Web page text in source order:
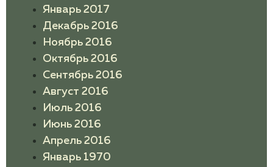
Январь 2017
Декабрь 2016
Ноябрь 2016
Октябрь 2016
Сентябрь 2016
Август 2016
Июль 2016
Июнь 2016
Апрель 2016
Январь 1970